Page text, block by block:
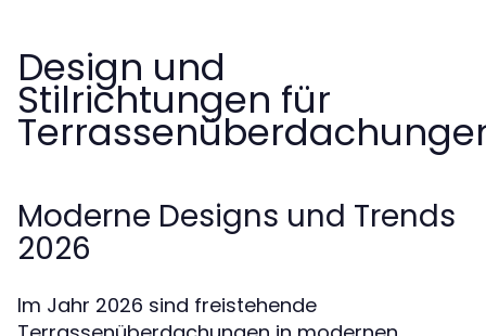
Design und
Stilrichtungen für
Moderne Designs und Trends
2026
Im Jahr 2026 sind freistehende